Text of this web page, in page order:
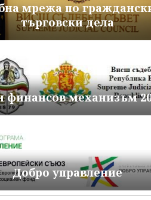
мрежа по
търговски дела
механизъм
Добро управление